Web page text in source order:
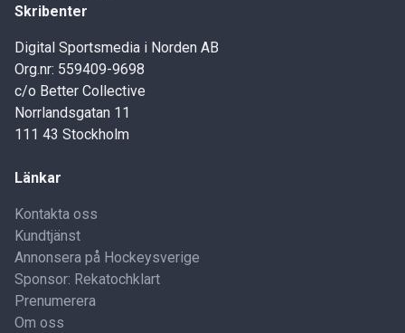
Skribenter
Digital Sportsmedia i Norden AB
Org.nr: 559409-9698
c/o Better Collective
Norrlandsgatan 11
111 43 Stockholm
Länkar
Kontakta oss
Kundtjänst
Annonsera på Hockeysverige
Sponsor: Rekatochklart
Prenumerera
Om oss